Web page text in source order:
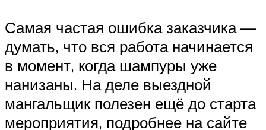
Самая частая ошибка заказчика —
думать, что вся работа начинается
в момент, когда шампуры уже
нанизаны. На деле выездной
мангальщик полезен ещё до старта
мероприятия, подробнее на сайте